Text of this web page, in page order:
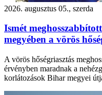
2026. augusztus 05., szerda
Ismét
megyében a vörös
A vörös hőségriasztás
érvényben maradnak a
korlátozások Bihar megyei